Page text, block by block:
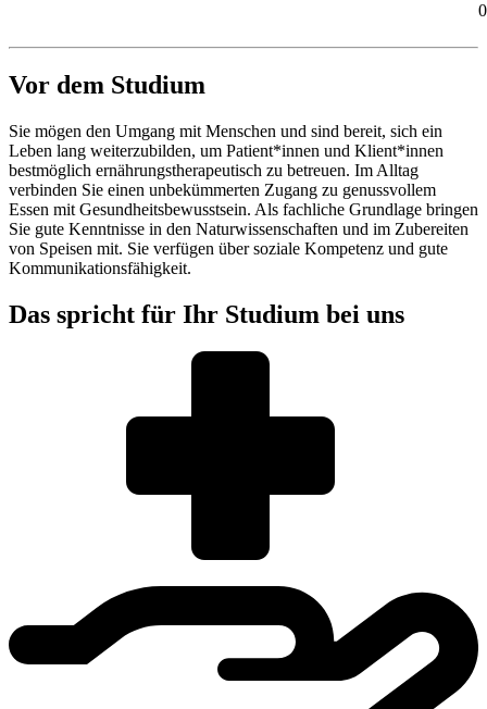
Vor dem Studium
Sie mögen den Umgang mit Menschen und sind bereit, sich ein
Leben lang weiterzubilden, um Patient*innen und Klient*innen
bestmöglich ernährungstherapeutisch zu betreuen. Im Alltag
verbinden Sie einen unbekümmerten Zugang zu genussvollem
Essen mit Gesundheitsbewusstsein. Als fachliche Grundlage bringen
Sie gute Kenntnisse in den Naturwissenschaften und im Zubereiten
von Speisen mit. Sie verfügen über soziale Kompetenz und gute
Kommunikationsfähigkeit.
Das spricht für Ihr Studium bei uns